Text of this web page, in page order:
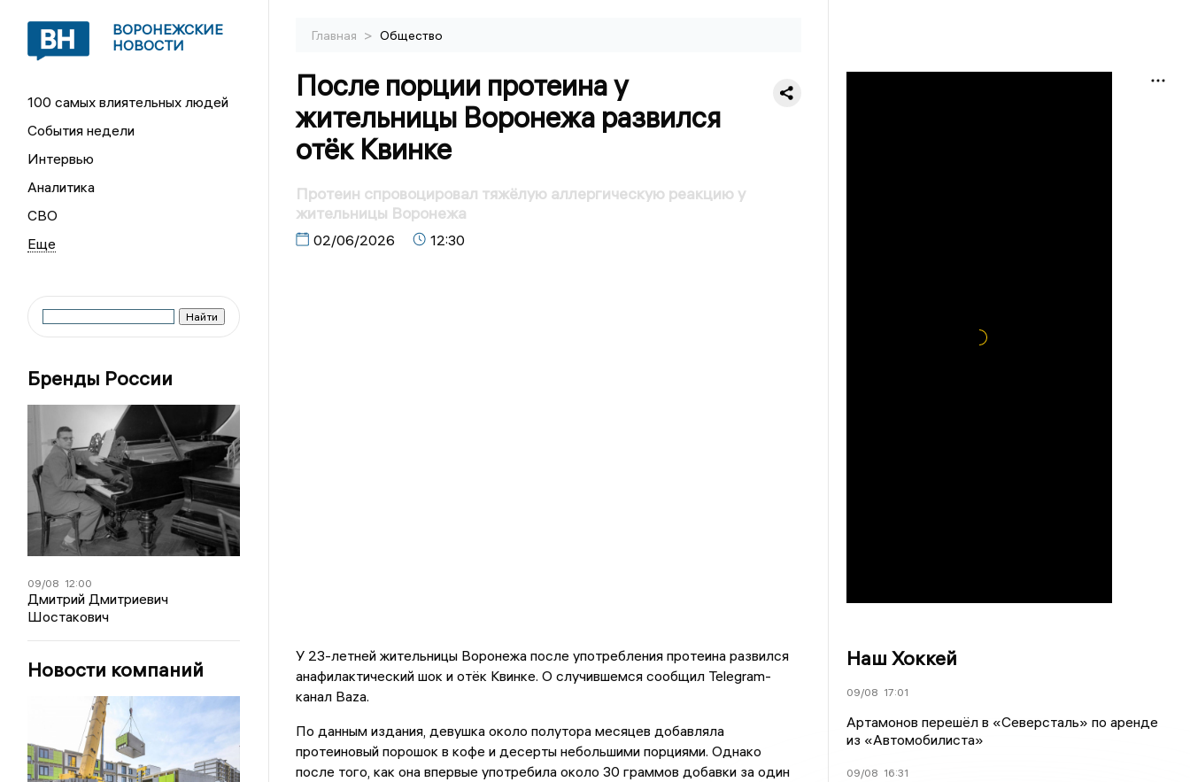
ВОРОНЕЖСКИЕ
НОВОСТИ
100 самых влиятельных людей
События недели
Интервью
Аналитика
СВО
Бренды России
09/08 12:00
Дмитрий Дмитриевич
Шостакович
Новости компаний
Главная > Общество
После порции протеина у
жительницы Воронежа развился
отёк Квинке
Протеин спровоцировал тяжёлую аллергическую реакцию у
жительницы Воронежа
02/06/2026 12:30
У 23-летней жительницы Воронежа после употребления протеина развился
анафилактический шок и отёк Квинке. О случившемся сообщил Telegram-
канал Baza.
По данным издания, девушка около полутора месяцев добавляла
протеиновый порошок в кофе и десерты небольшими порциями. Однако
после того, как она впервые употребила около 30 граммов добавки за один
Наш Хоккей
09/08 17:01
Артамонов перешёл в «Северсталь» по аренде
из «Автомобилиста»
09/08 16:31